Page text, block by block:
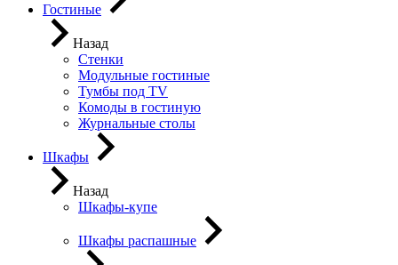
Гостиные
Назад
Стенки
Модульные гостиные
Тумбы под ТV
Комоды в гостиную
Журнальные столы
Шкафы
Назад
Шкафы-купе
Шкафы распашные